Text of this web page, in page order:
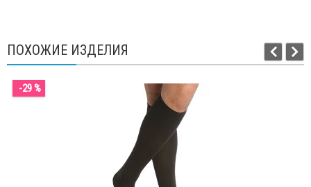
ПОХОЖИЕ ИЗДЕЛИЯ
-29 %